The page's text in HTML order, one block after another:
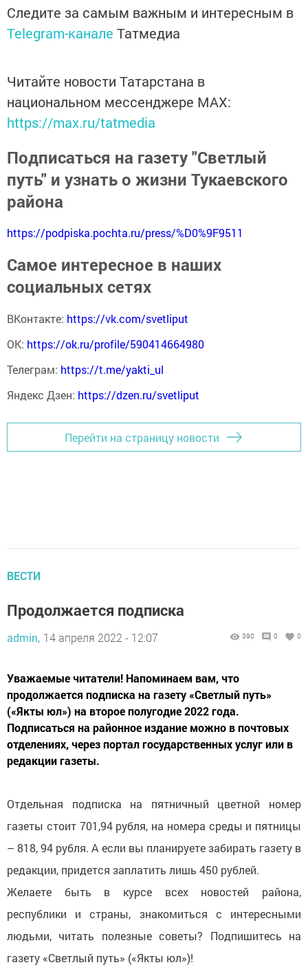
Следите за самым важным и интересным в
Telegram-канале Татмедиа
Читайте новости Татарстана в
национальном мессенджере MАХ:
https://max.ru/tatmedia
Подписаться на газету "Светлый
путь" и узнать о жизни Тукаевского
района
https://podpiska.pochta.ru/press/%D0%9F9511
Самое интересное в наших
социальных сетях
ВКонтакте: https://vk.com/svetliput
ОК: https://ok.ru/profile/590414664980
Телеграм: https://t.me/yakti_ul
Яндекс Дзен: https://dzen.ru/svetliput
Перейти на страницу новости
ВЕСТИ
Продолжается подписка
admin, 14 апреля 2022 - 12:07 390 0 0
Уважаемые читатели! Напоминаем вам, что
продолжается подписка на газету «Светлый путь»
(«Якты юл») на второе полугодие 2022 года.
Подписаться на районное издание можно в почтовых
отделениях, через портал государственных услуг или в
редакции газеты.
Отдельная подписка на пятничный цветной номер
газеты стоит 701,94 рубля, на номера среды и пятницы
– 818, 94 рубля. А если вы планируете забирать газету в
редакции, придется заплатить лишь 450 рублей.
Желаете быть в курсе всех новостей района,
республики и страны, знакомиться с интересными
людьми, читать полезные советы? Подпишитесь на
газету «Светлый путь» («Якты юл»)!